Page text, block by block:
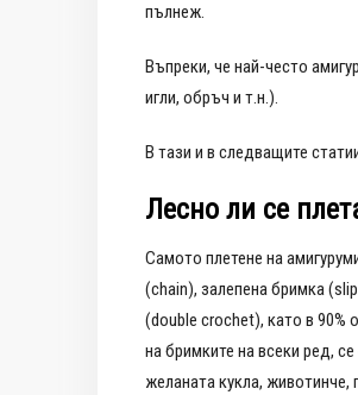
пълнеж.
Въпреки, че най-често
игли, обръч и т.н.).
В тази и в следващите
Лесно ли се
Самото плетене на
(chain), залепена бримка
(double crochet), като в 90%
на бримките на всеки ред,
желаната кукла, животинче,